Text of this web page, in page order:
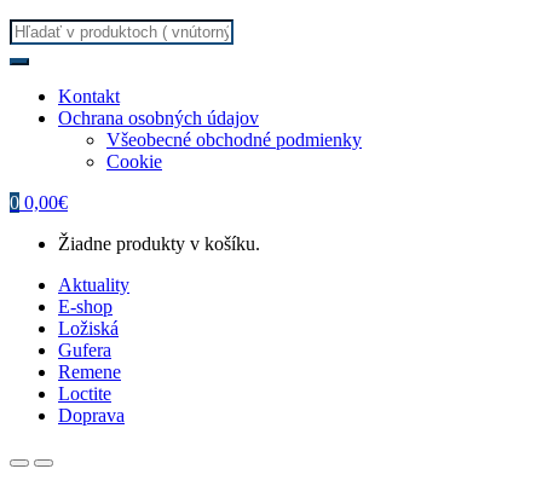
Search
for:
Kontakt
Ochrana osobných údajov
Všeobecné obchodné podmienky
Cookie
0 0,00€
Žiadne produkty v košíku.
Aktuality
E-shop
Ložiská
Gufera
Remene
Loctite
Doprava